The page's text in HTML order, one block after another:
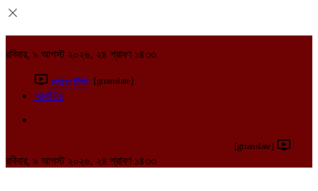
রবিবার, ৯ আগস্ট ২০২৬, ২৪ শ্রাবণ ১৪৩৩
লাইভ টিভি [gtranslate]
আর্কাইভ
[gtranslate]
রবিবার, ৯ আগস্ট ২০২৬, ২৪ শ্রাবণ ১৪৩৩